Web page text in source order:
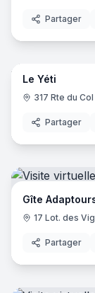
Partager
Le Yéti
317 Rte du
Partager
Gîte
17 Lot. des
Partager